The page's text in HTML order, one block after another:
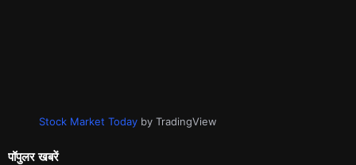
Stock Market Today by TradingView
पॉपुलर खबरें